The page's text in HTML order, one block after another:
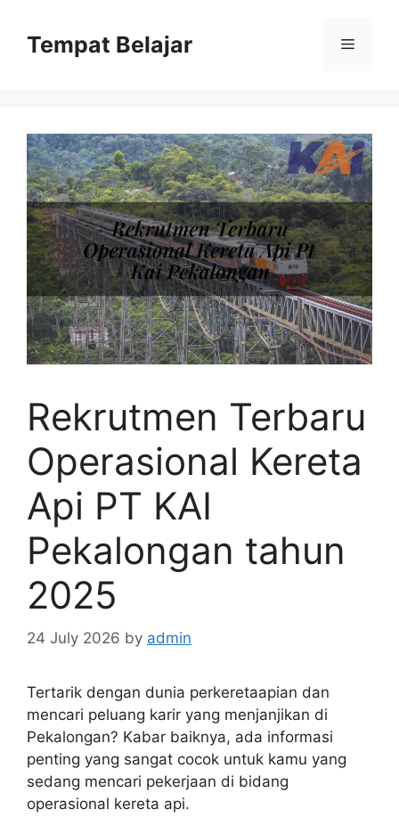
contentTempat Belajar Menu
Rekrutmen Terbaru
Operasional Kereta
Api PT KAI
Pekalongan tahun
2025
24 July 2026 by admin
Tertarik dengan dunia perkeretaapian dan
mencari peluang karir yang menjanjikan di
Pekalongan? Kabar baiknya, ada informasi
penting yang sangat cocok untuk kamu yang
sedang mencari pekerjaan di bidang
operasional kereta api.